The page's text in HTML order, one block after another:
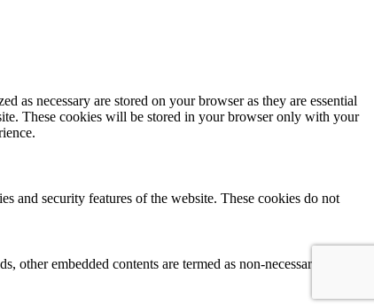
as necessary are stored on your browser as they are essential
These cookies will be stored in your browser only with your
and security features of the website. These cookies do not
embedded contents are termed as non-necessary